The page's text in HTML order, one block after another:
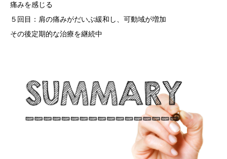
痛みを感じる
５回目：肩の痛みがだいぶ緩和し、可動域が増加
その後定期的な治療を継続中